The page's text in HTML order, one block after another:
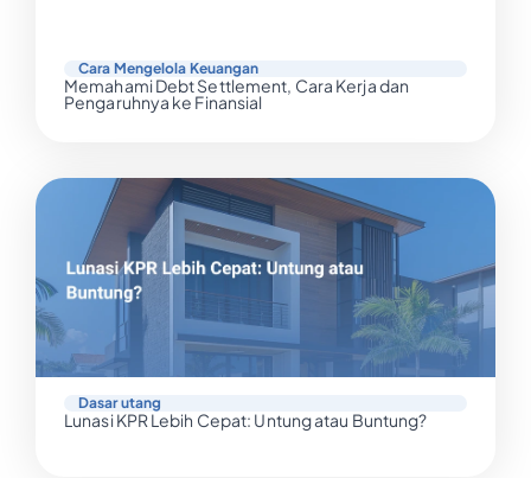
Cara Mengelola Keuangan
Memahami Debt Settlement, Cara Kerja dan
Pengaruhnya ke Finansial
Dasar utang
Lunasi KPR Lebih Cepat: Untung atau Buntung?